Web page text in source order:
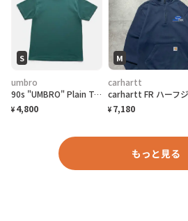
S
umbro
90s "UMBRO" Plain T-Shirt アンブロ 無地Tシャツ [S]
¥ 4,800
M
carhartt
¥ 7,180
もっと見る